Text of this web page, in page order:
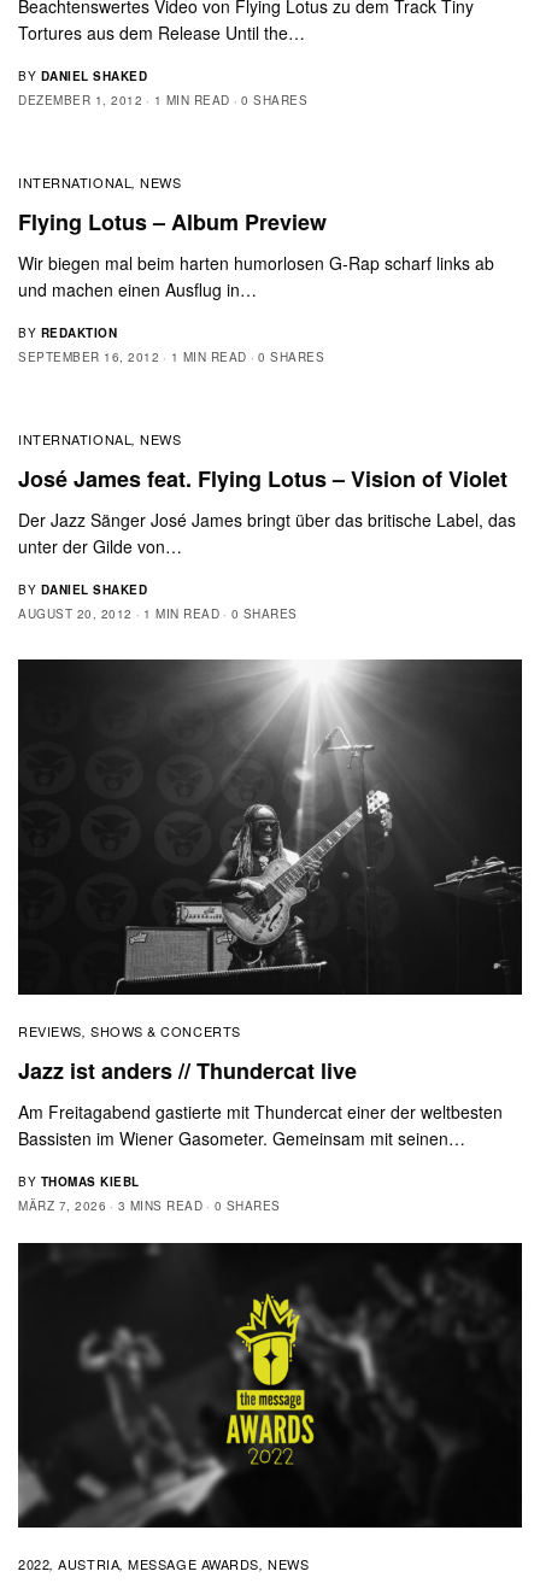
Beachtenswertes Video von Flying Lotus zu dem Track Tiny
Tortures aus dem Release Until the…
BY DANIEL SHAKED
DEZEMBER 1, 2012
1 MIN READ 0 SHARES
INTERNATIONAL ,NEWS
Flying Lotus – Album Preview
Wir biegen mal beim harten humorlosen G-Rap scharf links ab
und machen einen Ausflug in…
BY REDAKTION
SEPTEMBER 16, 2012
1 MIN READ 0 SHARES
INTERNATIONAL ,NEWS
José James feat. Flying Lotus – Vision of Violet
Der Jazz Sänger José James bringt über das britische Label, das
unter der Gilde von…
BY DANIEL SHAKED
AUGUST 20, 2012
1 MIN READ 0 SHARES
REVIEWS, SHOWS & CONCERTS
Jazz ist anders // Thundercat live
Am Freitagabend gastierte mit Thundercat einer der weltbesten
Bassisten im Wiener Gasometer. Gemeinsam mit seinen…
BY THOMAS KIEBL
MÄRZ 7, 2026
3 MINS READ 0 SHARES
2022,AUSTRIA,MESSAGE AWARDS,NEWS